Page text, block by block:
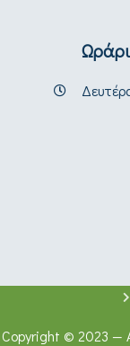
Copyright © 2023 —